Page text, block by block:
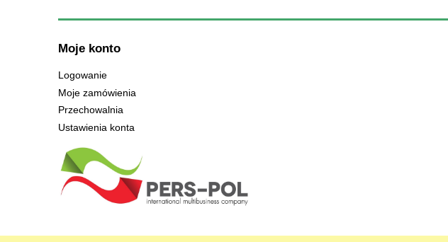
Moje konto
Logowanie
Moje zamówienia
Przechowalnia
Ustawienia konta